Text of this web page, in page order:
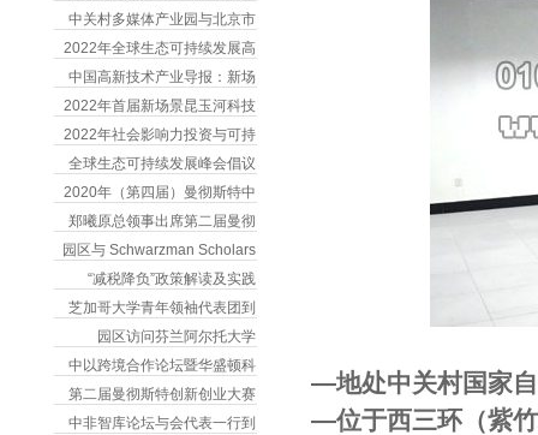
中关村多媒体产业园与北京市
2022年全球生态可持续发展高
中国高新技术产业导报：新场
2022年首届新场景昆玉河科技
2022年社会影响力投资与可持
全球生态可持续发展峰会倡议
2020年（第四届）曼彻斯特中
郑曦原总领事出席第二届曼彻
园区与 Schwarzman Scholars
“减税降负”政策解读及实践
芝加哥大学青年领袖代表团到
园区访问芬兰阿尔托大学
中以跨境合作论坛暨华盛顿科
第二届曼彻斯特创新创业大赛
中非智库论坛与会代表一行到
―地处中关村国家
―位于西三环（紫